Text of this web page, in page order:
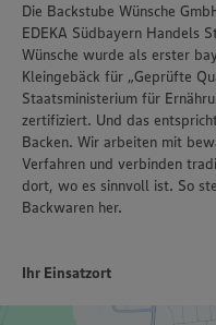
Die Backstube Wünsche
EDEKA Südbayern Handels
Wünsche wurde als erster
Kleingebäck für „Geprüfte
Staatsministerium für
zertifiziert. Und das
Backen. Wir arbeiten mit
Verfahren und verbinden
dort, wo es sinnvoll ist. So
Backwaren her.
Ihr Einsatzort